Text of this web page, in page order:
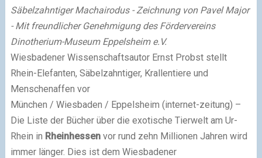
Säbelzahntiger Machairodus - Zeichnung von Pavel Major
- Mit freundlicher Genehmigung des Fördervereins
Dinotherium-Museum Eppelsheim e.V.
Wiesbadener Wissenschaftsautor Ernst Probst stellt
Rhein-Elefanten, Säbelzahntiger, Krallentiere und
Menschenaffen vor
München / Wiesbaden / Eppelsheim (internet-zeitung) –
Die Liste der Bücher über die exotische Tierwelt am Ur-
Rhein in Rheinhessenvor rund zehn Millionen Jahren wird
immer länger. Dies ist dem Wiesbadener